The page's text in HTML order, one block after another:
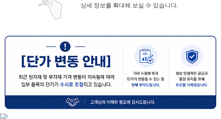
상세 정보를 확대해 보실 수 있습니다.